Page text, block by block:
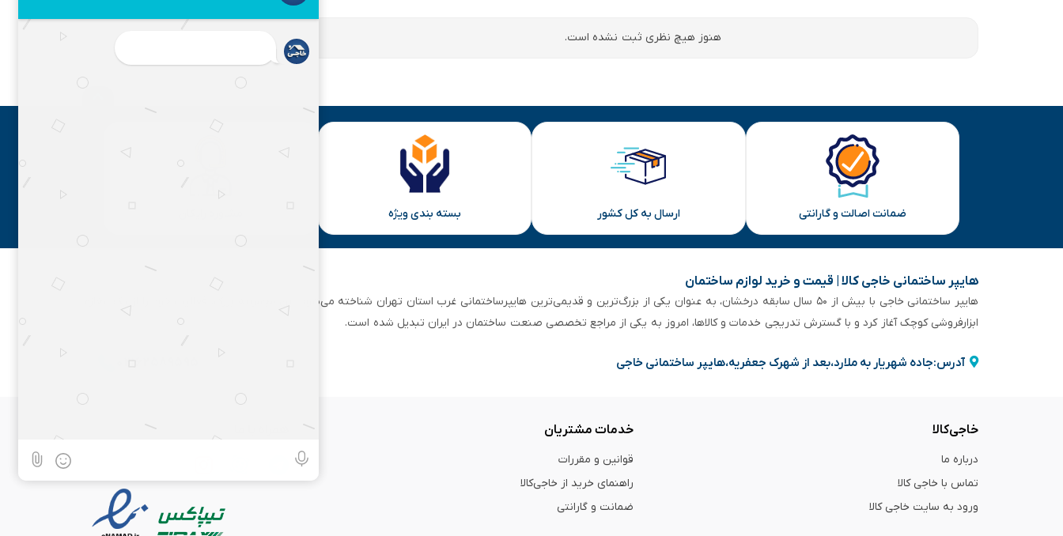
هنوز هیچ نظری ثبت نشده است.
ضمانت اصالت و گارانتی ارسال به کل کشور بسته بندی ویژه
هایپر ساختمانی خاجی‌ کالا | قیمت و خرید لوازم ساختمان
هایپر ساختمانی خاجی‌ با بیش از ۵۰ سال سابقه‌ درخشان، به عنوان یکی از بزرگ‌ترین و قدیمی‌ترین هایپرساختمانی‌ غرب استان تهران شناخته می‌شود. این مجموعه بزرگ، فعالیت خود را از یک مغازه
ابزارفروشی کوچک آغاز کرد و با گسترش تدریجی خدمات و کالاها، امروز به یکی از مراجع تخصصی صنعت ساختمان در ایران تبدیل شده است.
آدرس:جاده شهریار به ملارد،بعد از شهرک جعفریه،هایپر ساختمانی خاجی
خاجی‌کالا
درباره ما
تماس با خاجی کالا
ورود به سایت خاجی‌ کالا
خدمات مشتریان
قوانین و مقررات
راهنمای خرید از خاجی‌کالا
ضمانت و گارانتی